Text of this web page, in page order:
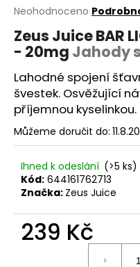
Průměrné
produktu
je
z
5
hvězdiček.
Neohodnoceno
Zeus Juice BAR
- 20mg Jahody
Lahodné spojení
švestek. Osvěžující
příjemnou kyselinkou.
Můžeme doručit do:
Ihned k odeslání (>5 ks)
Kód: 644161762713
Značka: Zeus Juice
239 Kč
a
j
í
t
?
D
o